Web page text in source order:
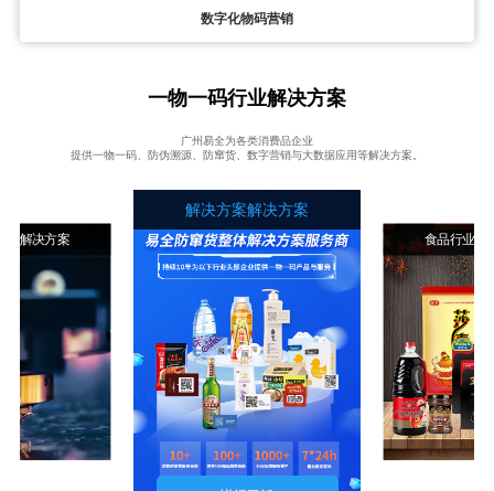
数字化物码营销
一物一码行业解决方案
广州易全为各类消费品企业
提供一物一码、防伪溯源、防窜货、数字营销与大数据应用等解决方案。
业解决方案
解决方案解决方案
食品行业解